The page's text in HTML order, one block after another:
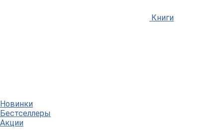
Книги
Новинки
Бестселлеры
Акции